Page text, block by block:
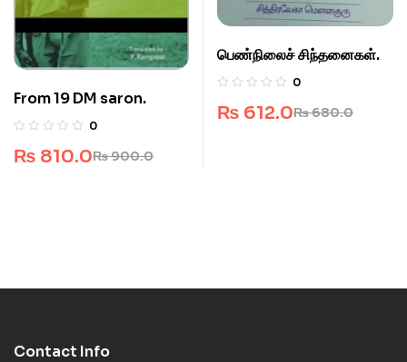
From 19 DM saron.
0
₨900.0
₨ 810.0
பெண்நிலைச் சிந்தனைகள்.
0
₨680.0
₨ 612.0
Contact Info